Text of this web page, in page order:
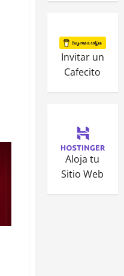
Invitar un
Cafecito
Aloja tu
Sitio Web